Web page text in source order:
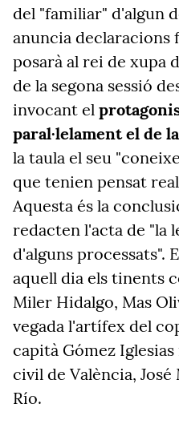
del "familiar" d'algun
anuncia declaracions
posarà al rei de xupa
de la segona sessió
invocant el
paral·lelament el de
la taula el seu
que tenien pensat
Aquesta és la
redacten l'acta de "la
d'alguns processats".
aquell dia els tinents
Miler Hidalgo, Mas
vegada l'artífex del
capità Gómez
civil de València,
Río.